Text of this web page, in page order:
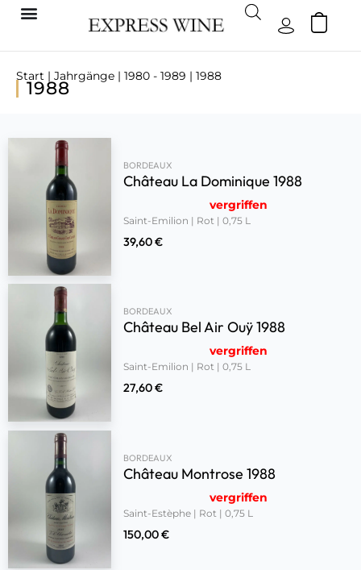
Start | Jahrgänge | 1980 - 1989 | 1988
1988
BORDEAUX
Château La Dominique 1988
vergriffen
Saint-Emilion | Rot | 0,75 L
39,60€
BORDEAUX
Château Bel Air Ouÿ 1988
vergriffen
Saint-Emilion | Rot | 0,75 L
27,60€
BORDEAUX
Château Montrose 1988
vergriffen
Saint-Estèphe | Rot | 0,75 L
150,00€